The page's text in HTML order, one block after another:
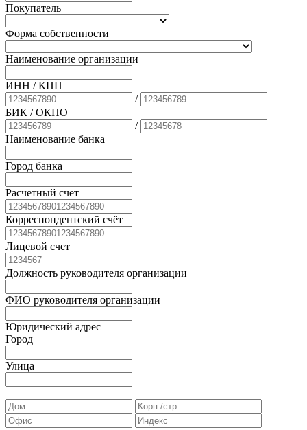
Покупатель
Форма собственности
Наименование организации
ИНН / КПП
/
БИК / ОКПО
/
Наименование банка
Город банка
Расчетный счет
Корреспондентский счёт
Лицевой счет
Должность руководителя организации
ФИО руководителя организации
Юридический адрес
Город
Улица